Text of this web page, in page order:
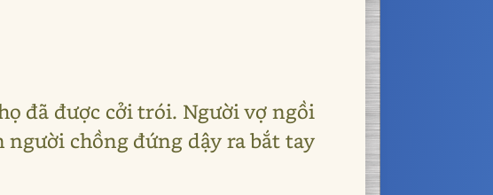
đã được cởi trói. Người vợ ngồi
chồng đứng dậy ra bắt tay